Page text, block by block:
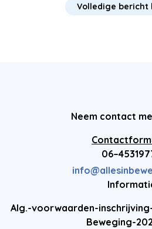
Volledige bericht
Neem contact
Alg.-voorwaarden-
Beweging-